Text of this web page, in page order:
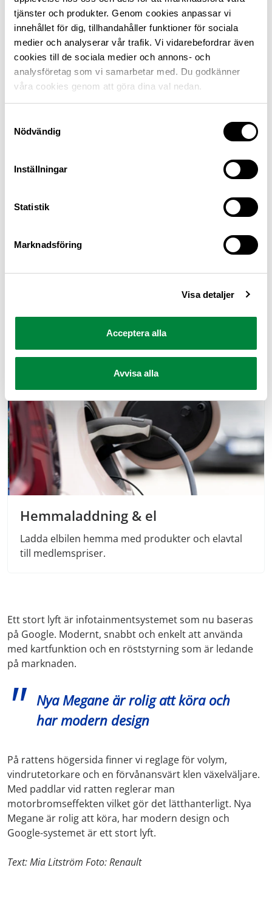
tjänster och produkter. Genom cookies anpassar vi
innehållet för dig, tillhandahåller funktioner för sociala
medier och analyserar vår trafik. Vi vidarebefordrar även
cookies till de sociala medier och annons- och
analysföretag som vi samarbetar med. Du godkänner
våra cookies genom att göra dina val nedan.
Nödvändig
Inställningar
Statistik
Marknadsföring
Visa detaljer
Acceptera alla
Avvisa alla
En extra kamera på taket
kompletterar backspegeln med
kamerabild
med baksätespassagerare. Men Renault har löst
problemet med en extra kamera på taket som gör att
Google-systemet gör att nya Megane har marknadsledande
Hemmaladdning & el
Ladda elbilen hemma med produkter och elavtal
till medlemspriser.
Ett stort lyft är infotainmentsystemet som nu baseras
på Google. Modernt, snabbt och enkelt att använda
med kartfunktion och en röststyrning som är ledande
på marknaden.
Nya Megane är rolig att köra och
har modern design
På rattens högersida finner vi reglage för volym,
vindrutetorkare och en förvånansvärt klen växelväljare.
Med paddlar vid ratten reglerar man
motorbromseffekten vilket gör det lätthanterligt. Nya
Megane är rolig att köra, har modern design och
Google-systemet är ett stort lyft.
Text: Mia Litström Foto: Renault